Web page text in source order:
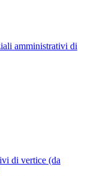
amministrativi di
di vertice (da